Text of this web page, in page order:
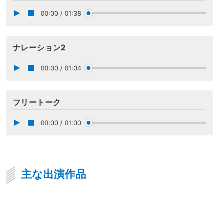
00:00 / 01:38
ナレーション2
00:00 / 01:04
フリートーク
00:00 / 01:00
主な出演作品